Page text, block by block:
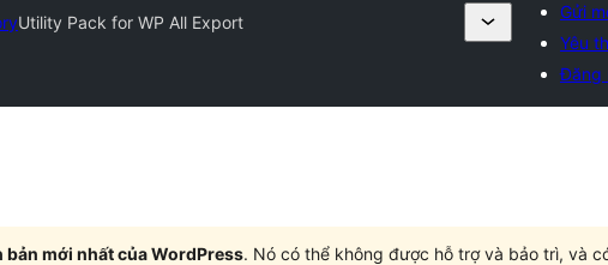
Utility Pack for WP All Export
Gửi
Yêu
Đăng
mới nhất của WordPress. Nó có thể không được hỗ trợ và bảo trì, và